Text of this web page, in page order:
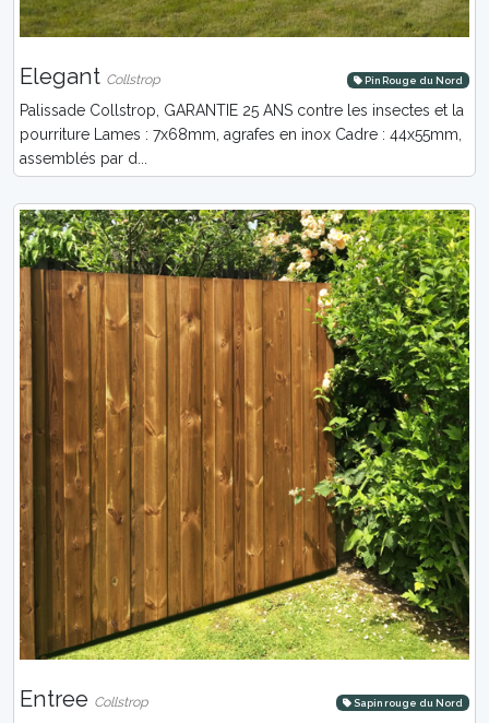
Elegant Collstrop Pin Rouge du Nord
Palissade Collstrop, GARANTIE 25 ANS contre les insectes et la
pourriture Lames : 7x68mm, agrafes en inox Cadre : 44x55mm,
assemblés par d...
Entree Collstrop Sapin rouge du Nord